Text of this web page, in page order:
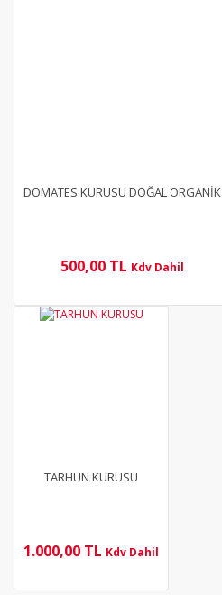
DOMATES KURUSU DOĞAL ORGANİK
500,00 TL Kdv Dahil
TARHUN KURUSU
1.000,00 TL Kdv Dahil